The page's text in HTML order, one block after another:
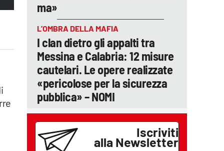
ma»
L’OMBRA DELLA MAFIA
I clan dietro gli appalti tra
Messina e Calabria: 12 misure
cautelari. Le opere realizzate
«pericolose per la sicurezza
pubblica» – NOMI
Iscriviti
alla Newsletter